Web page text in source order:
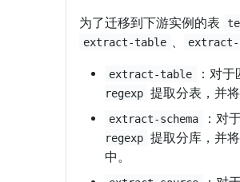
为了迁移到下游实例的表
extract-table extract-
extract-table ：对
regexp 提取分表，并
extract-schema ：对
regexp 提取分库，并
中。